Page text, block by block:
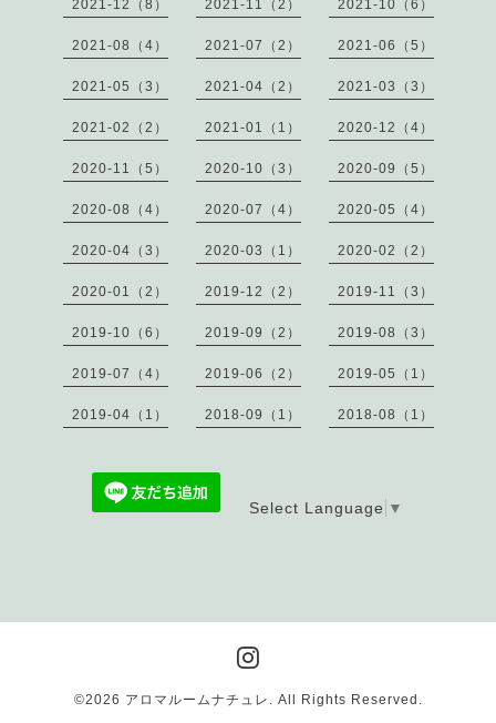
2021-12（8） 2021-11（2） 2021-10（6）
2021-08（4） 2021-07（2） 2021-06（5）
2021-05（3） 2021-04（2） 2021-03（3）
2021-02（2） 2021-01（1） 2020-12（4）
2020-11（5） 2020-10（3） 2020-09（5）
2020-08（4） 2020-07（4） 2020-05（4）
2020-04（3） 2020-03（1） 2020-02（2）
2020-01（2） 2019-12（2） 2019-11（3）
2019-10（6） 2019-09（2） 2019-08（3）
2019-07（4） 2019-06（2） 2019-05（1）
2019-04（1） 2018-09（1） 2018-08（1）
Select Language ▼
©2026 アロマルームナチュレ . All Rights Reserved.